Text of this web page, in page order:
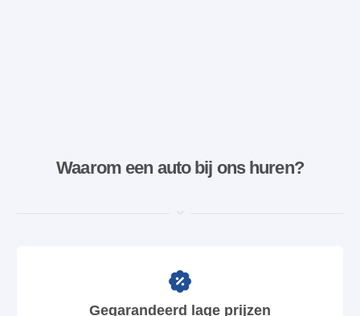
Waarom een ​​auto bij ons huren?
Gegarandeerd lage prijzen